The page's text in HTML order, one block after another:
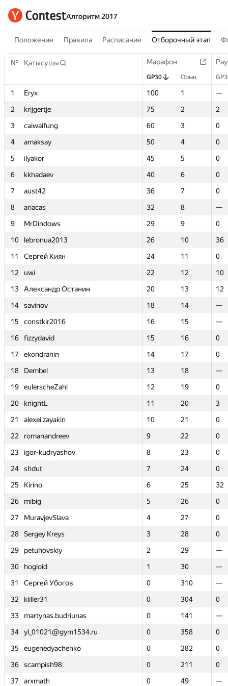
Алгоритм 2017
Положение Правила Расписание Отборочный этап
№ Қатысушы Марафон
GP30 Орын
1 Eryx 100 1
—
2
krijgertje 75 2
2
3
caiwaifung 60 3
0
4
amaksay 50 4
0
5
ilyakor 45 5
0
6
kkhadaev 40 6
0
7
aust42 36 7
0
8
ariacas 32 8
—
9
MrDindows 29 9
0
10
lebronua2013 26 10
36
11
Сергей Киян 24 11
0
12
uwi 22 12
10
13
Александр Останин 20 13
12
14
savinov 18 14
—
15
constkir2016 16 15
—
16
fizzydavid 15 16
0
17
ekondranin 14 17
0
18
Dembel 13 18
—
19
eulerscheZahl 12 19
0
20
knightL 11 20
3
21
alexei.zayakin 10 21
0
22
romanandreev 9 22
0
23
igor-kudryashov 8 23
0
24
shdut 7 24
0
25
Kirino 6 25
32
26
mibig 5 26
0
27
MuravjevSlava 4 27
0
28
Sergey Kreys 3 28
0
29
petuhovskiy 2 29
—
30
hogloid 1 30
—
31
Сергей Убогов 0 310
—
32
kiiller31 0 304
0
33
martynas.budriunas 0 141
—
34
yl_01021@gym1534.ru 0 358
0
35
eugenedyachenko 0 282
0
36
scampish98 0 211
0
37
arxmath 0 49
—
№ Қатысушы Марафон
GP30 Орын
1 Eryx 100 1
—
2
krijgertje 75 2
2
3
caiwaifung 60 3
0
4
amaksay 50 4
0
5
ilyakor 45 5
0
6
kkhadaev 40 6
0
7
aust42 36 7
0
8
ariacas 32 8
—
9
MrDindows 29 9
0
10
lebronua2013 26 10
36
11
Сергей Киян 24 11
0
12
uwi 22 12
10
13
Александр Останин 20 13
12
14
savinov 18 14
—
15
constkir2016 16 15
—
16
fizzydavid 15 16
0
17
ekondranin 14 17
0
18
Dembel 13 18
—
19
eulerscheZahl 12 19
0
20
knightL 11 20
3
21
alexei.zayakin 10 21
0
22
romanandreev 9 22
0
23
igor-kudryashov 8 23
0
24
shdut 7 24
0
25
Kirino 6 25
32
26
mibig 5 26
0
27
MuravjevSlava 4 27
0
28
Sergey Kreys 3 28
0
29
petuhovskiy 2 29
—
30
hogloid 1 30
—
31
Сергей Убогов 0 310
—
32
kiiller31 0 304
0
33
martynas.budriunas 0 141
—
34
yl_01021@gym1534.ru 0 358
0
35
eugenedyachenko 0 282
0
36
scampish98 0 211
0
37
arxmath 0 49
—